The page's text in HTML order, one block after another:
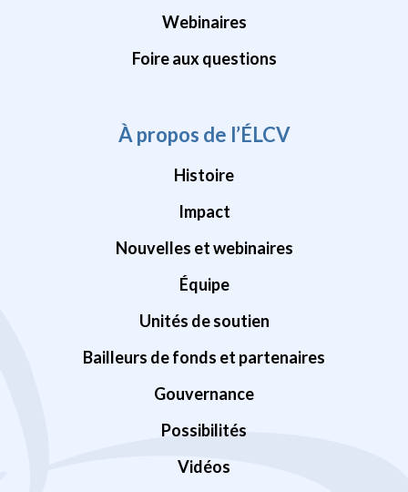
Webinaires
Foire aux questions
À propos de l’ÉLCV
Histoire
Impact
Nouvelles et webinaires
Équipe
Unités de soutien
Bailleurs de fonds et partenaires
Gouvernance
Possibilités
Vidéos